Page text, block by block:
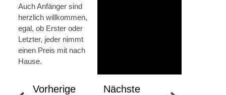
Auch Anfänger sind
herzlich willkommen,
egal, ob Erster oder
Letzter, jeder nimmt
einen Preis mit nach
Hause.
Vorherige
Nächste